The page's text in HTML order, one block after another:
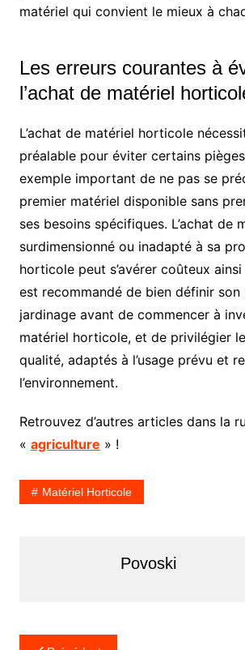
matériel qui convient le mieux à
Les erreurs courantes à
l’achat de matériel
L’achat de matériel horticole
préalable pour éviter certains
exemple important de ne pas se
premier matériel disponible sans
ses besoins spécifiques. L’achat de
surdimensionné ou inadapté à sa
horticole peut s’avérer coûteux ainsi
est recommandé de bien définir
jardinage avant de commencer à
matériel horticole, et de privilégier
qualité, adaptés à l’usage prévu et
l’environnement.
Retrouvez d’autres articles dans la
« agriculture » !
Matériel Horticole
Povoski